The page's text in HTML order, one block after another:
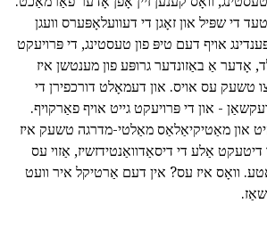
די שפּיל און זאָגן די דעוועלאָפּערס וועגן
אויף דעם טיפּ פון טעסטינג, די פּרויעקט
אָדער אַ באַזונדער גרופּע פון מענטשן איז
צו טשעק עס אויס. און דעמאָלט דורכפירן די
- און די פּרויעקט גייט אויף פאַרקויף.
און מאַטיקיאַלאַס מאַלטי-מדרגה טשעק איז
אַלע די דיסאַדוואַנטידזשיז, אַזוי עס
וואָס איז עס? אין דעם אַרטיקל איר וועט